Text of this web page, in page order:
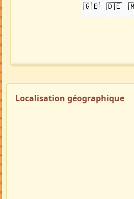
🇬🇧 🇩🇪
Localisation géographique